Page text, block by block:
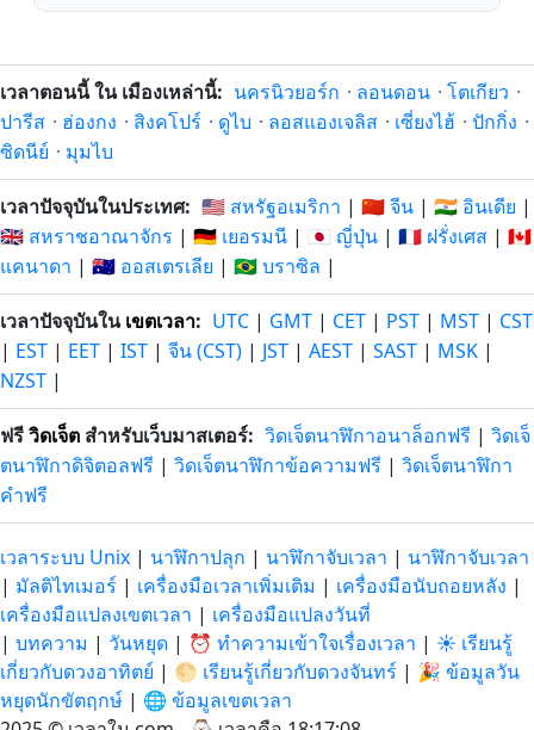
เวลาตอนนี้ ใน เมืองเหล่านี้: นครนิวยอร์ก · ลอนดอน · โตเกียว ·
ปารีส · ฮ่องกง · สิงคโปร์ · ดูไบ · ลอสแองเจลิส · เซี่ยงไฮ้ · ปักกิ่ง ·
ซิดนีย์ · มุมไบ
เวลาปัจจุบันในประเทศ: 🇺🇸 สหรัฐอเมริกา | 🇨🇳 จีน | 🇮🇳 อินเดีย |
🇬🇧 สหราชอาณาจักร | 🇩🇪 เยอรมนี | 🇯🇵 ญี่ปุ่น | 🇫🇷 ฝรั่งเศส | 🇨🇦
แคนาดา | 🇦🇺 ออสเตรเลีย | 🇧🇷 บราซิล |
เวลาปัจจุบันในเขตเวลา: UTC | GMT | CET | PST | MST | CST
| EST | EET | IST | จีน (CST) | JST | AEST | SAST | MSK |
NZST |
ฟรีวิดเจ็ต สำหรับเว็บมาสเตอร์: วิดเจ็ตนาฬิกาอนาล็อกฟรี | วิดเจ็
ตนาฬิกาดิจิตอลฟรี | วิดเจ็ตนาฬิกาข้อความฟรี | วิดเจ็ตนาฬิกา
คำฟรี
เวลาระบบ Unix | นาฬิกาปลุก | นาฬิกาจับเวลา | นาฬิกาจับเวลา
| มัลติไทเมอร์ | เครื่องมือเวลาเพิ่มเติม | เครื่องมือนับถอยหลัง |
เครื่องมือแปลงเขตเวลา | เครื่องมือแปลงวันที่
| บทความ | วันหยุด | ⏰ ทำความเข้าใจเรื่องเวลา | ☀️ เรียนรู้
เกี่ยวกับดวงอาทิตย์ | 🌕 เรียนรู้เกี่ยวกับดวงจันทร์ | 🎉 ข้อมูลวัน
หยุดนักขัตฤกษ์ | 🌐 ข้อมูลเขตเวลา